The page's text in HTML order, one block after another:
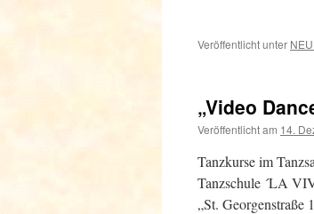
Veröffentlicht unter
„Video
Veröffentlicht am 14.
Tanzkurse im
Tanzschule ´LA
„St. Georgenstraße